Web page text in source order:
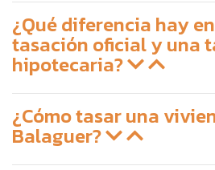
¿Qué diferencia hay
tasación oficial y una
hipotecaria?
¿Cómo tasar una
Balaguer?